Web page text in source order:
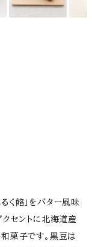
く餡」をバター風味
クセントに北海道産
菓子です。黒豆は